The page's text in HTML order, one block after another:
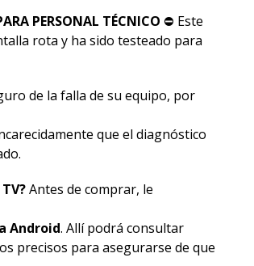
PERSONAL TÉCNICO ⛔ Este
rota y ha sido testeado para
de la falla de su equipo, por
que el diagnóstico
Antes de comprar, le
Android. Allí podrá consultar
precisos para asegurarse de que